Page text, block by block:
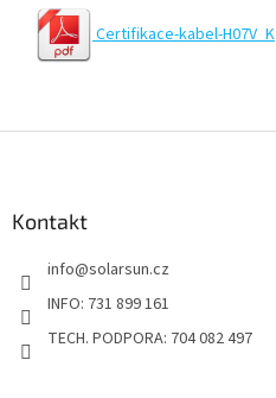
Certifikace-kabel-H07V_K
Kontakt
info@solarsun.cz
INFO: 731 899 161
TECH. PODPORA: 704 082 497